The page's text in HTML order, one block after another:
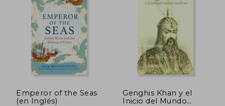
5%
dcto. 17,80 € dcto.
Emperor of the Seas
(en Inglés)
Genghis Khan y el
Inicio del Mundo